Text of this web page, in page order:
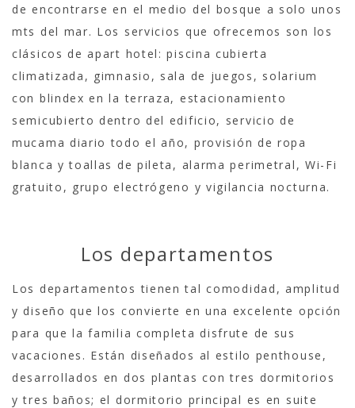
de encontrarse en el medio del bosque a solo unos
mts del mar. Los servicios que ofrecemos son los
clásicos de apart hotel: piscina cubierta
climatizada, gimnasio, sala de juegos, solarium
con blindex en la terraza, estacionamiento
semicubierto dentro del edificio, servicio de
mucama diario todo el año, provisión de ropa
blanca y toallas de pileta, alarma perimetral, Wi-Fi
gratuito, grupo electrógeno y vigilancia nocturna.
Los departamentos
Los departamentos tienen tal comodidad, amplitud
y diseño que los convierte en una excelente opción
para que la familia completa disfrute de sus
vacaciones. Están diseñados al estilo penthouse,
desarrollados en dos plantas con tres dormitorios
y tres baños; el dormitorio principal es en suite